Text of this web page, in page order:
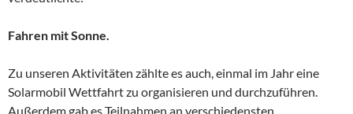
Fahren mit Sonne.
Zu unseren Aktivitäten zählte es auch, einmal im Jahr eine
Solarmobil Wettfahrt zu organisieren und durchzuführen.
Außerdem gab es Teilnahmen an verschiedensten